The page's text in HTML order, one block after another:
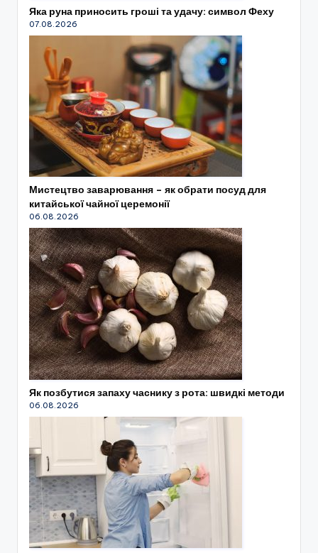
Яка руна приносить гроші та удачу: символ Феху
07.08.2026
Мистецтво заварювання – як обрати посуд для
китайської чайної церемонії
06.08.2026
Як позбутися запаху часнику з рота: швидкі методи
06.08.2026